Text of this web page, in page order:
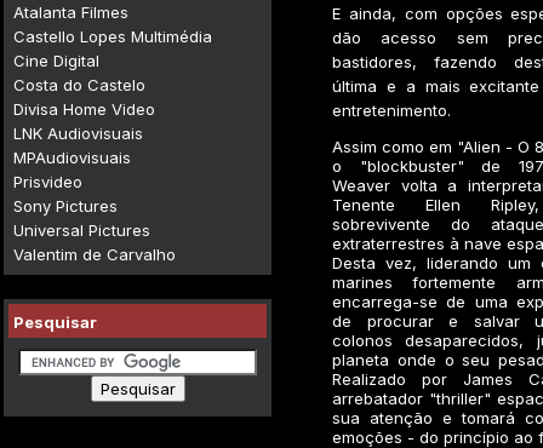
Atalanta Filmes
Castello Lopes Multimédia
Cine Digital
Costa do Castelo
Divisa Home Video
LNK Audiovisuais
MPAudiovisuais
Prisvideo
Sony Pictures
Universal Pictures
Valentim de Carvalho
Pesquisar
E ainda, com opções
dão acesso sem
bastidores, fazendo
última e a mais
entretenimento.
Assim como em "Alien - O
o "blockbuster" de
Weaver volta a
Tenente Ellen
sobrevivente do
extraterrestres à nave
Desta vez, liderando um
marines fortemente
encarrega-se de uma
de procurar e salvar
colonos desaparecidos,
planeta onde o seu
Realizado por James
arrebatador "thriller"
sua atenção e tomará
emoções - do princípio ao